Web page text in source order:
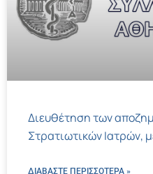
Διευθέτηση των
Στρατιωτικών Ιατρών,
ΔΙΑΒΑΣΤΕ ΠΕΡΙΣΣΌΤΕΡΑ »